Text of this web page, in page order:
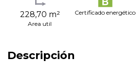
228,70 m²
Area util
Certificado energético
Descripción